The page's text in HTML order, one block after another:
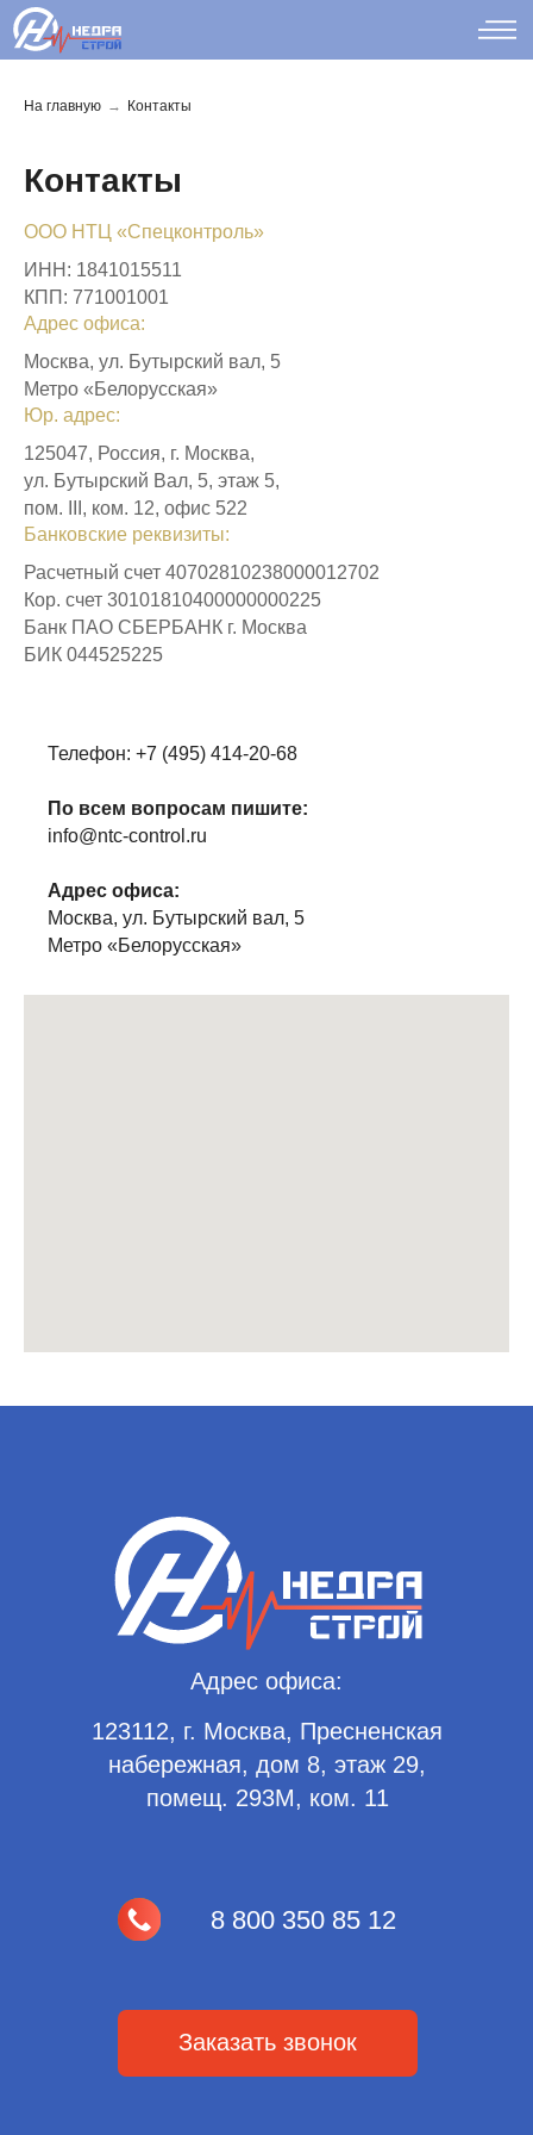
На главную → Контакты
Контакты
ООО НТЦ «Спецконтроль»
ИНН: 1841015511
КПП: 771001001
Адрес офиса:
Москва, ул. Бутырский вал, 5
Метро «Белорусская»
Юр. адрес:
125047, Россия, г. Москва,
ул. Бутырский Вал, 5, этаж 5,
пом. III, ком. 12, офис 522
Банковские реквизиты:
Расчетный счет 40702810238000012702
Кор. счет 30101810400000000225
Банк ПАО СБЕРБАНК г. Москва
БИК 044525225
Телефон: +7 (495) 414-20-68
По всем вопросам пишите:
info@ntc-control.ru
Адрес офиса:
Москва, ул. Бутырский вал, 5
Метро «Белорусская»
© 2024 ООО «Недра». Все права защищены.
Политика конфиденциальности